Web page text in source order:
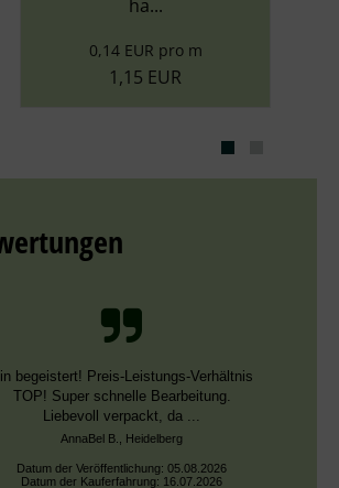
0,14 EUR pro m
1,15 EUR
Bearbeitung, nur leider falsche
die aber dieselben DMC Nummern
trugen.
Datum der Veröffentlichung: 02.08.2026
Datum der Kauferfahrung: 13.07.2026